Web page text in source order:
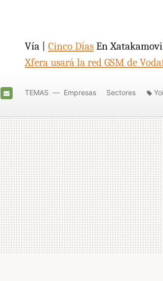
Vía | Cinco Días En
Xfera usará la red GSM de
MAIL
TEMAS Empresas Sectores